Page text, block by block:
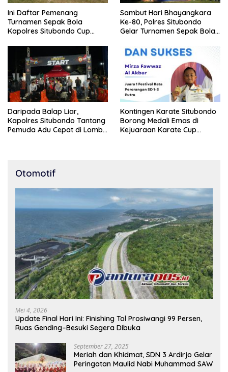
Ini Daftar Pemenang
Turnamen Sepak Bola
Kapolres Situbondo Cup
10 Tahun
Sambut Hari Bhayangkara
Ke-80, Polres Situbondo
Gelar Turnamen Sepak Bola
Daripada Balap Liar,
Kapolres Situbondo Tantang
Pemuda Adu Cepat di Lomba
Kontingen Karate Situbondo
Borong Medali Emas di
Kejuaraan Karate Cup
Otomotif
Mei 4, 2026
Update Final Hari Ini: Finishing Tol Prosiwangi 99 Persen,
Ruas Gending–Besuki Segera Dibuka
September 27, 2025
Meriah dan Khidmat, SDN 3 Ardirjo Gelar
Peringatan Maulid Nabi Muhammad SAW